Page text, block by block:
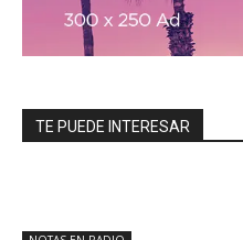
TE PUEDE INTERESAR